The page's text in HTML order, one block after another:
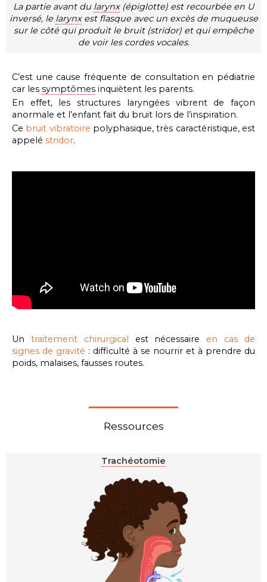
La partie avant du larynx(épiglotte) est recourbée en U
inversé, le larynxest flasque avec un excès de muqueuse
sur le côté qui produit le bruit (stridor) et qui empêche
de voir les cordes vocales.
C’est une cause fréquente de consultation en pédiatrie
car les symptômes inquiètent les parents.
En effet, les structures laryngées vibrent de façon
anormale et l’enfant fait du bruit lors de l’inspiration.
Ce bruit vibratoire polyphasique, très caractéristique, est
appelé stridor.
Un traitement chirurgical est nécessaire en cas de
signes de gravité : difficulté à se nourrir et à prendre du
poids, malaises, fausses routes.
Ressources
Trachéotomie